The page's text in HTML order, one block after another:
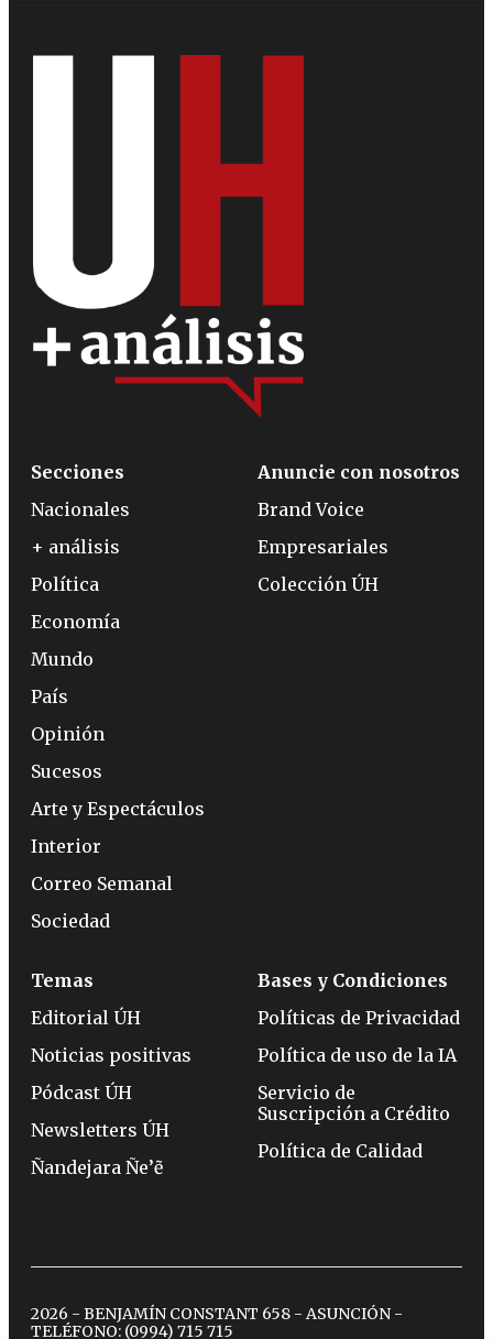
Secciones
Nacionales
+ análisis
Política
Economía
Mundo
País
Opinión
Sucesos
Arte y Espectáculos
Interior
Correo Semanal
Sociedad
Anuncie con nosotros
Brand Voice
Empresariales
Colección ÚH
Temas
Editorial ÚH
Noticias positivas
Pódcast ÚH
Newsletters ÚH
Ñandejara Ñe’ẽ
Bases y Condiciones
Políticas de Privacidad
Política de uso de la IA
Servicio de
Suscripción a Crédito
Política de Calidad
2026 - BENJAMÍN CONSTANT 658 - ASUNCIÓN -
TELÉFONO: (0994) 715 715